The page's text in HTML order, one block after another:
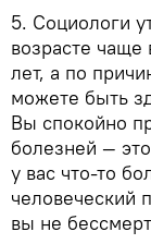
5. Социологи
возрасте
лет, а по
можете быть
Вы спокойно
болезней —
у вас что-то
человеческий
вы не